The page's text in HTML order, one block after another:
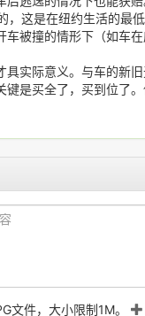
，这是在纽约生活的最
被撞的情形下（如车在
具实际意义。与车的新
键是买全了，买到位了
文件，大小限制1M。